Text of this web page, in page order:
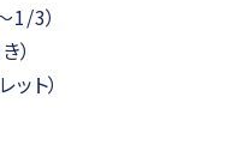
3）
）
ト）